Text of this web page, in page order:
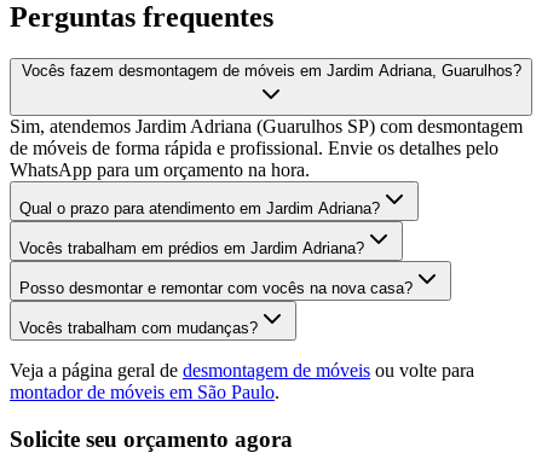
Perguntas frequentes
Vocês fazem desmontagem de móveis em Jardim Adriana, Guarulhos?
Sim, atendemos Jardim Adriana (Guarulhos SP) com desmontagem
de móveis de forma rápida e profissional. Envie os detalhes pelo
WhatsApp para um orçamento na hora.
Qual o prazo para atendimento em Jardim Adriana?
Vocês trabalham em prédios em Jardim Adriana?
Posso desmontar e remontar com vocês na nova casa?
Vocês trabalham com mudanças?
Veja a página geral de desmontagem de móveis ou volte para
montador de móveis em São Paulo.
Solicite seu orçamento agora